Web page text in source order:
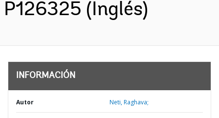
P126325 (Inglés)
INFORMACIÓN
Autor Neti, Raghava;